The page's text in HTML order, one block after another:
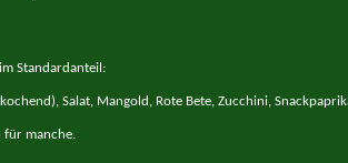
Standardanteil:
Salat, Mangold, Rote Bete, Zucchini,
für manche.